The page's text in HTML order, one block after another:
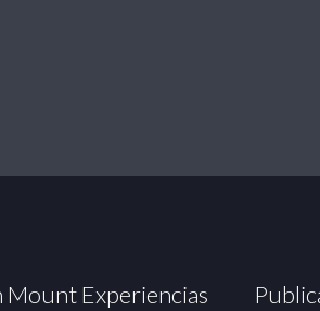
Mount Experiencias